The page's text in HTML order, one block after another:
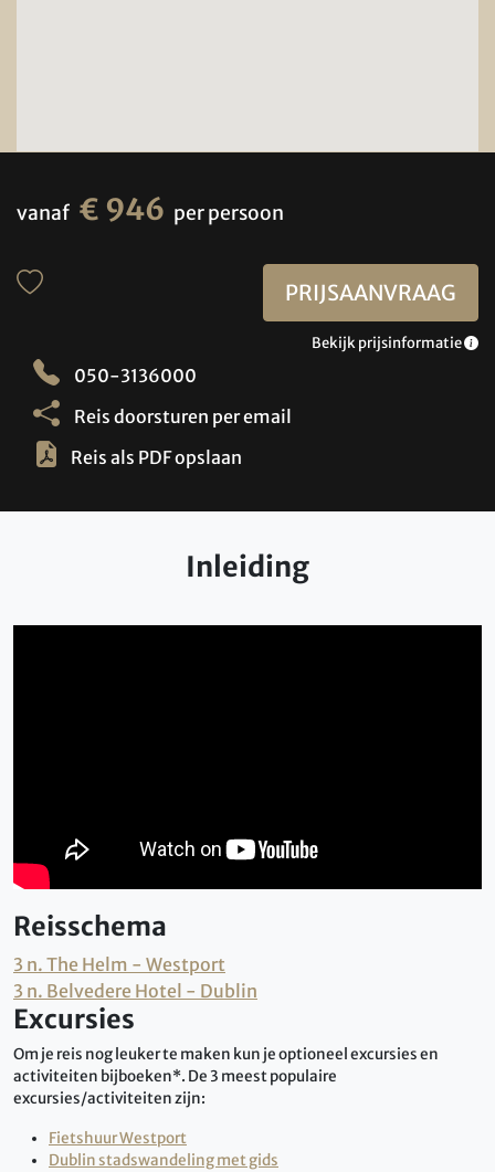
vanaf € 946 per persoon
PRIJSAANVRAAG
Bekijk prijsinformatie
050-3136000
Reis doorsturen per email
Reis als PDF opslaan
Inleiding
Reisschema
3 n. The Helm - Westport
3 n. Belvedere Hotel - Dublin
Excursies
Om je reis nog leuker te maken kun je optioneel excursies en
activiteiten bijboeken*. De 3 meest populaire
excursies/activiteiten zijn:
Fietshuur Westport
Dublin stadswandeling met gids